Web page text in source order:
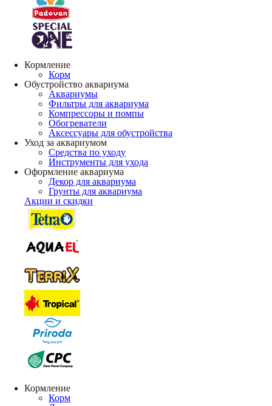
Кормление
Корм
Обустройство аквариума
Аквариумы
Фильтры для аквариума
Компрессоры и помпы
Обогреватели
Аксессуары для обустройства
Уход за аквариумом
Средства по уходу
Инструменты для ухода
Оформление аквариума
Декор для аквариума
Грунты для аквариума
Акции и скидки
Кормление
Корм